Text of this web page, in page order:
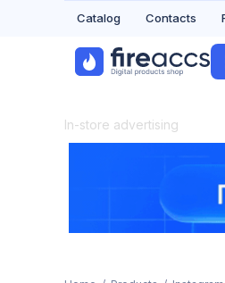
Catalog Contacts
In-store advertising